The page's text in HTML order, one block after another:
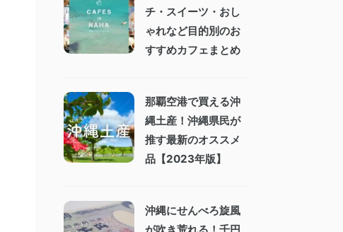
チ・スイーツ・おし
ゃれなど目的別のお
すすめカフェまとめ
那覇空港で買える沖
縄土産！沖縄県民が
推す最新のオススメ
品【2023年版】
沖縄にせんべろ旋風